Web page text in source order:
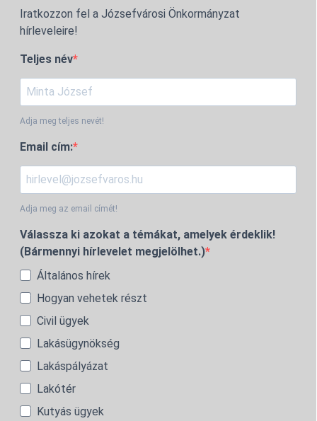
Iratkozzon fel a Józsefvárosi Önkormányzat
hírleveleire!
Teljes név
Adja meg teljes nevét!
Email cím:
Adja meg az email címét!
Válassza ki azokat a témákat, amelyek érdeklik!
(Bármennyi hírlevelet megjelölhet.)
Általános hírek
Hogyan vehetek részt
Civil ügyek
Lakásügynökség
Lakáspályázat
Lakótér
Kutyás ügyek